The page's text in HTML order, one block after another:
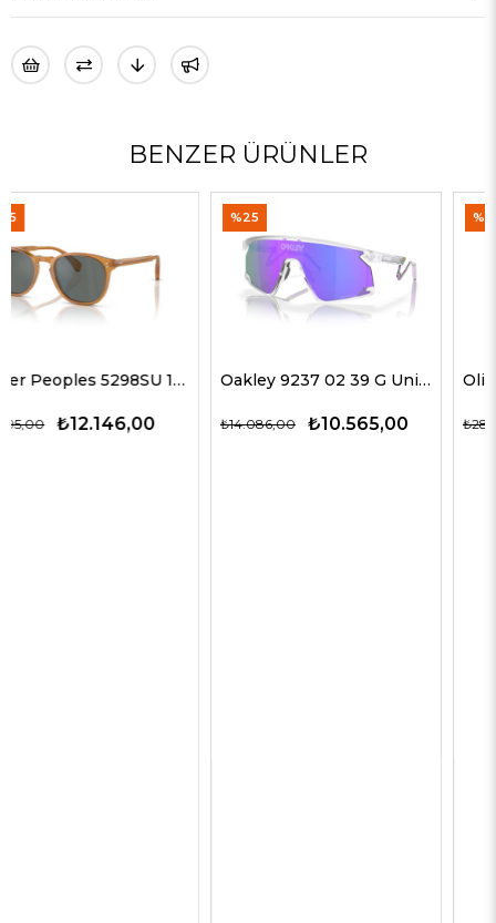
BENZER ÜRÜNLER
Oakley 9237 02 39 G Unisex Güneş Gözlükleri
₺10.565,00
₺14.086,00
Oliver Peoples 5514SU 1678C5 51 G Unisex Güneş Gözlükleri
₺14.143,00
₺28.285,00